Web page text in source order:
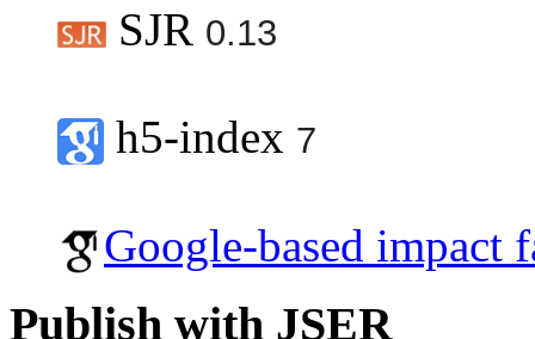
SJR 0.13
h5-index 7
Google-based impact
Publish with JSER